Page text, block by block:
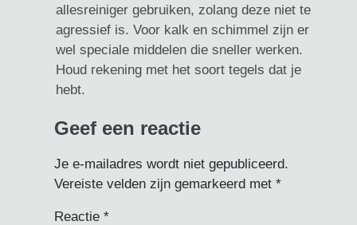
allesreiniger gebruiken, zolang deze niet te
agressief is. Voor kalk en schimmel zijn er
wel speciale middelen die sneller werken.
Houd rekening met het soort tegels dat je
hebt.
Geef een reactie
Je e-mailadres wordt niet gepubliceerd.
Vereiste velden zijn gemarkeerd met*
Reactie*